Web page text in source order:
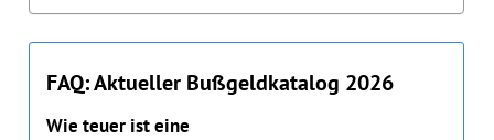
FAQ: Aktueller Bußgeldkatalog 2026
Wie teuer ist eine